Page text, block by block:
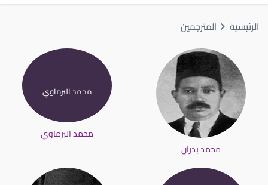
الرئيسية المترجمين
محمد البرماوي
محمد البرماوي
محمد بدران